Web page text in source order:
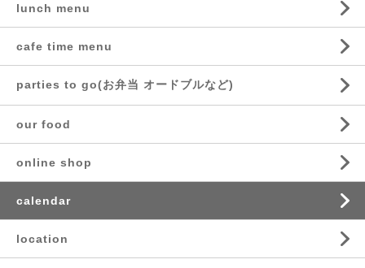
lunch menu
cafe time menu
parties to go(お弁当 オードブルなど)
our food
online shop
calendar
location